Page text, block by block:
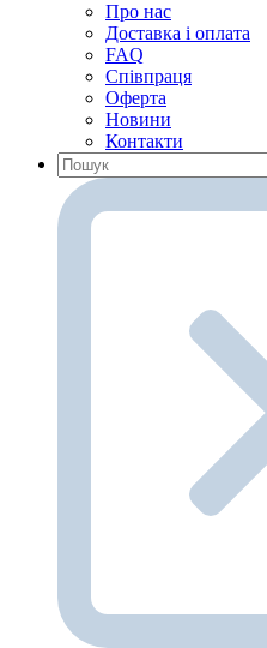
Про нас
Доставка і оплата
FAQ
Співпраця
Оферта
Новини
Контакти